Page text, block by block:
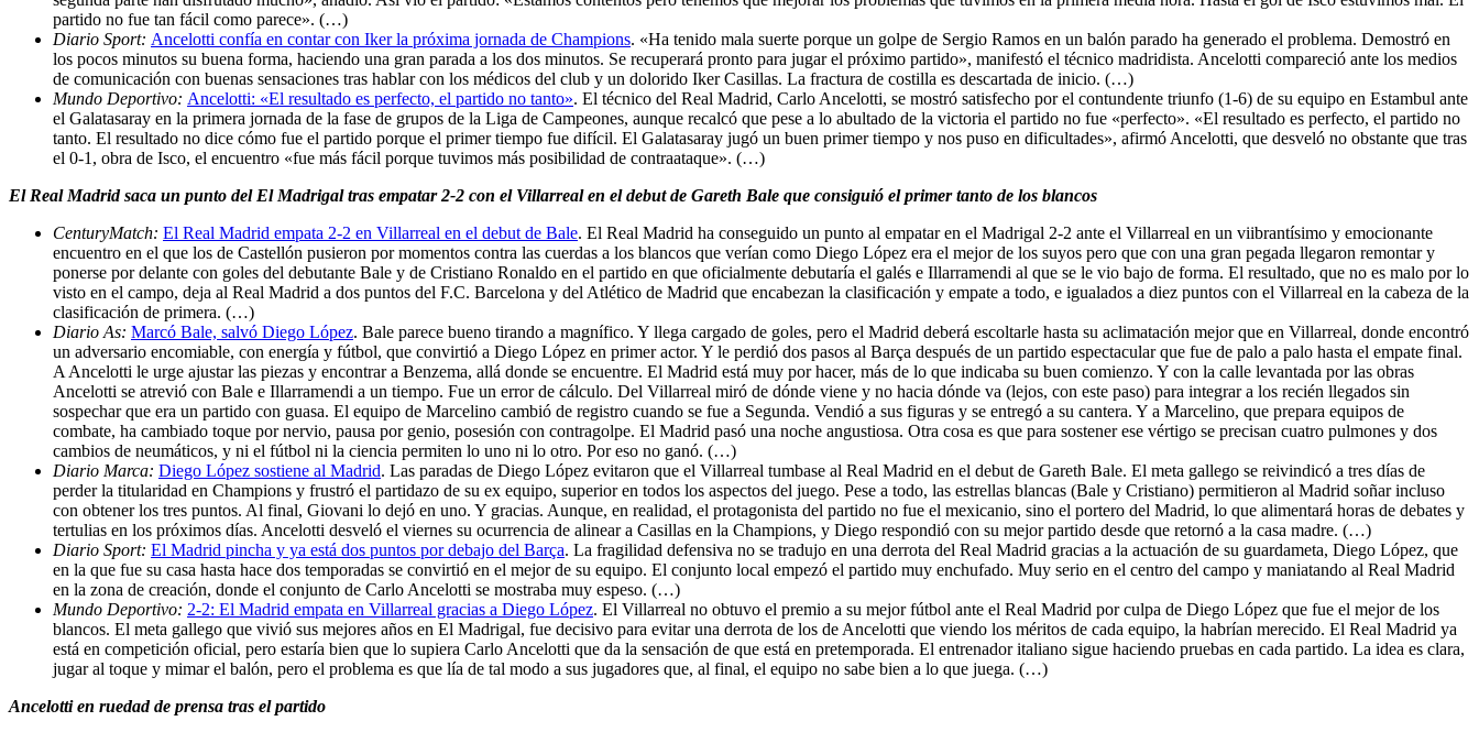
partido no fue tan fácil como parece». (…)
Diario Sport: Ancelotti confía en contar con Iker la próxima jornada de Champions. «Ha tenido mala suerte porque un golpe de Sergio Ramos en un balón parado ha generado el problema. Demostró en
los pocos minutos su buena forma, haciendo una gran parada a los dos minutos. Se recuperará pronto para jugar el próximo partido», manifestó el técnico madridista. Ancelotti compareció ante los medios
de comunicación con buenas sensaciones tras hablar con los médicos del club y un dolorido Iker Casillas. La fractura de costilla es descartada de inicio. (…)
Mundo Deportivo: Ancelotti: «El resultado es perfecto, el partido no tanto». El técnico del Real Madrid, Carlo Ancelotti, se mostró satisfecho por el contundente triunfo (1-6) de su equipo en Estambul ante
el Galatasaray en la primera jornada de la fase de grupos de la Liga de Campeones, aunque recalcó que pese a lo abultado de la victoria el partido no fue «perfecto». «El resultado es perfecto, el partido no
tanto. El resultado no dice cómo fue el partido porque el primer tiempo fue difícil. El Galatasaray jugó un buen primer tiempo y nos puso en dificultades», afirmó Ancelotti, que desveló no obstante que tras
el 0-1, obra de Isco, el encuentro «fue más fácil porque tuvimos más posibilidad de contraataque». (…)
El Real Madrid saca un punto del El Madrigal tras empatar 2-2 con el Villarreal en el debut de Gareth Bale que consiguió el primer tanto de los blancos
CenturyMatch: El Real Madrid empata 2-2 en Villarreal en el debut de Bale. El Real Madrid ha conseguido un punto al empatar en el Madrigal 2-2 ante el Villarreal en un viibrantísimo y emocionante
encuentro en el que los de Castellón pusieron por momentos contra las cuerdas a los blancos que verían como Diego López era el mejor de los suyos pero que con una gran pegada llegaron remontar y
ponerse por delante con goles del debutante Bale y de Cristiano Ronaldo en el partido en que oficialmente debutaría el galés e Illarramendi al que se le vio bajo de forma. El resultado, que no es malo por lo
visto en el campo, deja al Real Madrid a dos puntos del F.C. Barcelona y del Atlético de Madrid que encabezan la clasificación y empate a todo, e igualados a diez puntos con el Villarreal en la cabeza de la
clasificación de primera. (…)
Diario As: Marcó Bale, salvó Diego López. Bale parece bueno tirando a magnífico. Y llega cargado de goles, pero el Madrid deberá escoltarle hasta su aclimatación mejor que en Villarreal, donde encontró
un adversario encomiable, con energía y fútbol, que convirtió a Diego López en primer actor. Y le perdió dos pasos al Barça después de un partido espectacular que fue de palo a palo hasta el empate final.
A Ancelotti le urge ajustar las piezas y encontrar a Benzema, allá donde se encuentre. El Madrid está muy por hacer, más de lo que indicaba su buen comienzo. Y con la calle levantada por las obras
Ancelotti se atrevió con Bale e Illarramendi a un tiempo. Fue un error de cálculo. Del Villarreal miró de dónde viene y no hacia dónde va (lejos, con este paso) para integrar a los recién llegados sin
sospechar que era un partido con guasa. El equipo de Marcelino cambió de registro cuando se fue a Segunda. Vendió a sus figuras y se entregó a su cantera. Y a Marcelino, que prepara equipos de
combate, ha cambiado toque por nervio, pausa por genio, posesión con contragolpe. El Madrid pasó una noche angustiosa. Otra cosa es que para sostener ese vértigo se precisan cuatro pulmones y dos
cambios de neumáticos, y ni el fútbol ni la ciencia permiten lo uno ni lo otro. Por eso no ganó. (…)
Diario Marca: Diego López sostiene al Madrid. Las paradas de Diego López evitaron que el Villarreal tumbase al Real Madrid en el debut de Gareth Bale. El meta gallego se reivindicó a tres días de
perder la titularidad en Champions y frustró el partidazo de su ex equipo, superior en todos los aspectos del juego. Pese a todo, las estrellas blancas (Bale y Cristiano) permitieron al Madrid soñar incluso
con obtener los tres puntos. Al final, Giovani lo dejó en uno. Y gracias. Aunque, en realidad, el protagonista del partido no fue el mexicanio, sino el portero del Madrid, lo que alimentará horas de debates y
tertulias en los próximos días. Ancelotti desveló el viernes su ocurrencia de alinear a Casillas en la Champions, y Diego respondió con su mejor partido desde que retornó a la casa madre. (…)
Diario Sport: El Madrid pincha y ya está dos puntos por debajo del Barça. La fragilidad defensiva no se tradujo en una derrota del Real Madrid gracias a la actuación de su guardameta, Diego López, que
en la que fue su casa hasta hace dos temporadas se convirtió en el mejor de su equipo. El conjunto local empezó el partido muy enchufado. Muy serio en el centro del campo y maniatando al Real Madrid
en la zona de creación, donde el conjunto de Carlo Ancelotti se mostraba muy espeso. (…)
Mundo Deportivo: 2-2: El Madrid empata en Villarreal gracias a Diego López. El Villarreal no obtuvo el premio a su mejor fútbol ante el Real Madrid por culpa de Diego López que fue el mejor de los
blancos. El meta gallego que vivió sus mejores años en El Madrigal, fue decisivo para evitar una derrota de los de Ancelotti que viendo los méritos de cada equipo, la habrían merecido. El Real Madrid ya
está en competición oficial, pero estaría bien que lo supiera Carlo Ancelotti que da la sensación de que está en pretemporada. El entrenador italiano sigue haciendo pruebas en cada partido. La idea es clara,
jugar al toque y mimar el balón, pero el problema es que lía de tal modo a sus jugadores que, al final, el equipo no sabe bien a lo que juega. (…)
Ancelotti en ruedad de prensa tras el partido